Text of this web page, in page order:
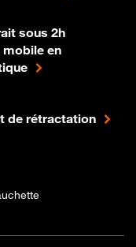
sous 2h
mobile en
de rétractation